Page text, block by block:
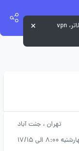
تهران ، جنت آباد
الی 17/15
برای تجربه کاربری بهتر و سرعت بالاتر، vpn